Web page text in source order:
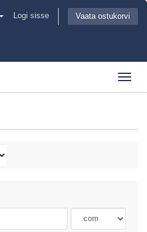
Logi sisse Vaata ostukorvi